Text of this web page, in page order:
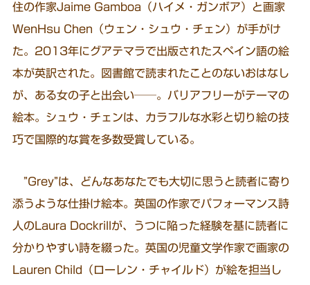
住の作家Jaime Gamboa（ハイメ・ガンボア）と画家
WenHsu Chen（ウェン・シュウ・チェン）が手がけ
た。2013年にグアテマラで出版されたスペイン語の絵
本が英訳された。図書館で読まれたことのないおはなし
が、ある女の子と出会い──。バリアフリーがテーマの
絵本。シュウ・チェンは、カラフルな水彩と切り絵の技
巧で国際的な賞を多数受賞している。
”Grey”は、どんなあなたでも大切に思うと読者に寄り
添うような仕掛け絵本。英国の作家でパフォーマンス詩
人のLaura Dockrillが、うつに陥った経験を基に読者に
分かりやすい詩を綴った。英国の児童文学作家で画家の
Lauren Child（ローレン・チャイルド）が絵を担当し